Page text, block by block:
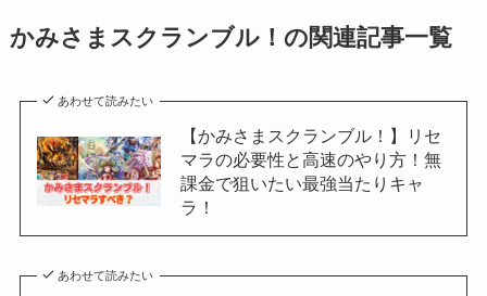
かみさまスクランブル！の関連記事一覧
あわせて読みたい
【かみさまスクランブル！】リセ
マラの必要性と高速のやり方！無
課金で狙いたい最強当たりキャ
ラ！
あわせて読みたい